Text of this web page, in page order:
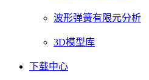
波形弹簧有限元分析
3D模型库
下载中心